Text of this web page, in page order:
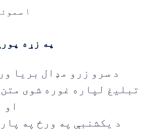
۱ سموئیل ۱۲:۱۴
په زړه
د سرو زرو مډال بریا
تبلیغ لپاره غوره شوی
او
د یکشنبې په ورځ په